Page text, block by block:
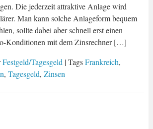
Die jederzeit attraktive Anlage wird
Man kann solche Anlageform bequem
sollte dabei aber schnell erst einen
Konditionen mit dem Zinsrechner […]
Festgeld/Tagesgeld | TagsFrankreich,
, Tagesgeld, Zinsen